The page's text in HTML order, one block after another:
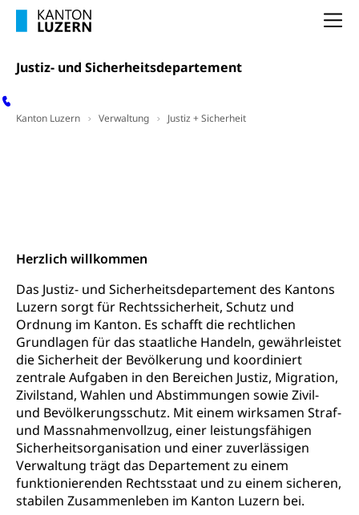
Justiz- und Sicherheitsdepartement
Kanton Luzern Verwaltung Justiz + Sicherheit
Justiz-
und
Sicherheitsdepartement
Herzlich willkommen
Das Justiz- und Sicherheitsdepartement des Kantons
Luzern sorgt für Rechtssicherheit, Schutz und
Ordnung im Kanton. Es schafft die rechtlichen
Grundlagen für das staatliche Handeln, gewährleistet
die Sicherheit der Bevölkerung und koordiniert
zentrale Aufgaben in den Bereichen Justiz, Migration,
Zivilstand, Wahlen und Abstimmungen sowie Zivil-
und Bevölkerungsschutz. Mit einem wirksamen Straf-
und Massnahmenvollzug, einer leistungsfähigen
Sicherheitsorganisation und einer zuverlässigen
Verwaltung trägt das Departement zu einem
funktionierenden Rechtsstaat und zu einem sicheren,
stabilen Zusammenleben im Kanton Luzern bei.
Krankenversicherung
Unfallversicherung, Berufsunfallversicherung,
Krankenkasse
Prämienverbilligung (WAS Luzern)
sichere Lebensmittel, Lebensmittelkontrolle,
Sekundärprävention, Tertiärprävention
Darmkrebsvorsorge
Kantonales Tabakpräventionsprogramm
Gesundheitsförderung
Prävention (Polizei)
Suchtprävention
Gesundheitsversorgung
Soziale Sicherheit
Sozialversicherungen, Sozialpolitik,
Arbeitslosenversicherung,
Mutterschaftsversicherung, Krankenversicherung,
Unfallversicherung, Invalidenversicherung,
Sozialhilfe
Kranken- und Unfallversicherung
(gruezi.lu.ch)
Krankenversicherung (WAS Luzern)
Existenzsicherung - Sozialhilfe
Soziales und Gesellschaft (Dienststelle)
Sucht und Drogen
Drogenabhängigkeit, Drogensucht,
Medikamentenabhängigkeit,
Arzneimittelabhängigkeit, Suchtkrankheit,
Drogenabhängige, Drogensüchtige,
Betäubungsmittel, Suchtmittel, Psychopharmaka